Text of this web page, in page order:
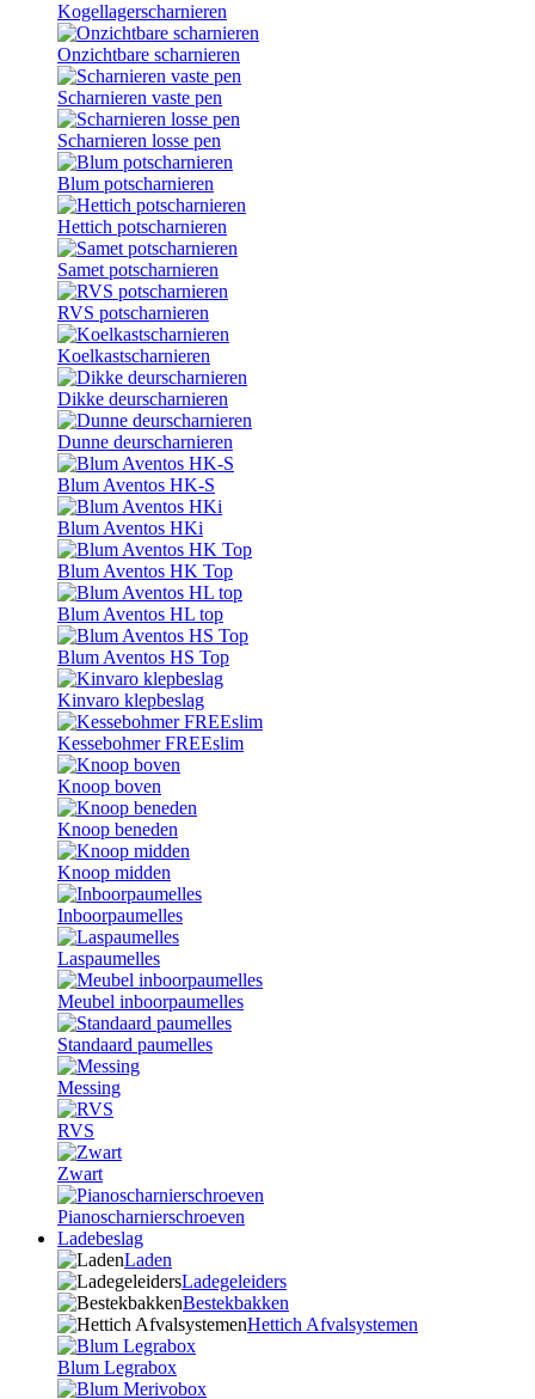
Kogellagerscharnieren
Onzichtbare scharnieren
Scharnieren vaste pen
Scharnieren losse pen
Blum potscharnieren
Hettich potscharnieren
Samet potscharnieren
RVS potscharnieren
Koelkastscharnieren
Dikke deurscharnieren
Dunne deurscharnieren
Blum Aventos HK-S
Blum Aventos HKi
Blum Aventos HK Top
Blum Aventos HL top
Blum Aventos HS Top
Kinvaro klepbeslag
Kessebohmer FREEslim
Knoop boven
Knoop beneden
Knoop midden
Inboorpaumelles
Laspaumelles
Meubel inboorpaumelles
Standaard paumelles
Messing
RVS
Zwart
Pianoscharnierschroeven
Ladebeslag
Laden
Ladegeleiders
Bestekbakken
Hettich Afvalsystemen
Blum Legrabox